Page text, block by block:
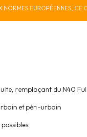
EUROPÉENNES, CE
remplaçant du N40 Full
et péri-urbain